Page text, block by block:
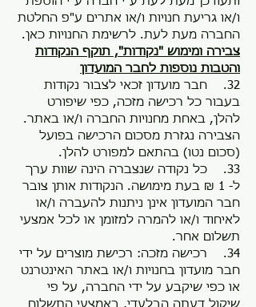
ו/או גריעת חנויות ו/או אתרים ע"פ החלטת
החברה מעת לעת. לרשימת החנויות כאן.
צבירה ומימוש "נקודות", תוקף הנקודות
והטבות נוספות לחבר המועדון
32. חבר מועדון זכאי לצבור נקודות
בעבור כל רכישה מזכה, כפי שיפורט
להלן, באחת מחנויות החברה ו/או באתר.
הצבירה נגזרת מסכום הרכישה בפועל
(סכום נטו) בהתאם למפורט להלן.
33. כל נקודה שנצברה הינה שוות ערך
ל- 1 ₪ בעת מימושה. הנקודות אותן צובר
חבר המועדון אינן ניתנות להעברה ו/או
לאיחוד ו/או להמרה למזומן או לכל אמצעי
תשלום אחר.
34. רכישה מזכה: רכישת מוצרים על ידי
חבר מועדון בחנויות ו/או באתר האינטרנט
או כפי שיקבע על ידי החברה, על פי
שיקול דעתה הבלעדי, באמצעי התשלום